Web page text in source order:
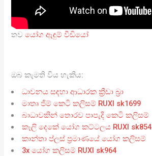
තවයෝග ඇඳුම් වීඩියෝ
ඔබ කැමති විය හැකිය:
ධාවනය සඳහා ආධාරක ක්‍රීඩා බ්‍රා
මාතෘ ජිම් කෙටි කලිසම් RUXI sk1699
බාධාවකින් තොරව පාපැදි කෙටි කලිසම්
කෑලි දෙකේ යෝග කට්ටලය RUXI sk854
කාන්තා ප්ලස් ප්‍රමාණයේ යෝග කලිසම්
3x යෝග කලිසම් RUXI sk964